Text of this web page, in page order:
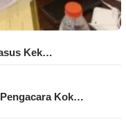
Kek…
Kok…